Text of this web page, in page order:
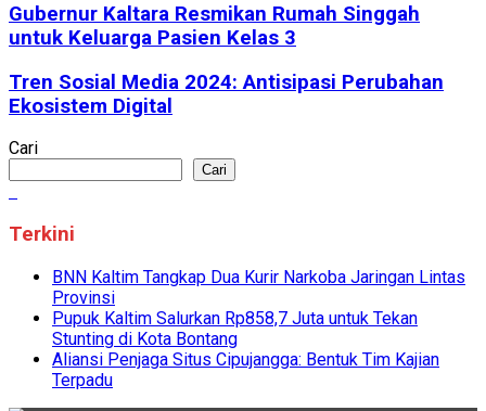
Gubernur Kaltara Resmikan Rumah Singgah
untuk Keluarga Pasien Kelas 3
Tren Sosial Media 2024: Antisipasi Perubahan
Ekosistem Digital
Cari
Cari
Terkini
BNN Kaltim Tangkap Dua Kurir Narkoba Jaringan Lintas
Provinsi
Pupuk Kaltim Salurkan Rp858,7 Juta untuk Tekan
Stunting di Kota Bontang
Aliansi Penjaga Situs Cipujangga: Bentuk Tim Kajian
Terpadu